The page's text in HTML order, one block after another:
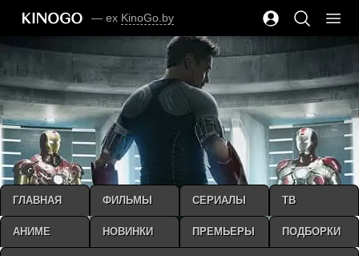
— ex KinoGo.by
ГЛАВНАЯ ФИЛЬМЫ СЕРИАЛЫ ТВ
АНИМЕ НОВИНКИ ПРЕМЬЕРЫ ПОДБОРКИ